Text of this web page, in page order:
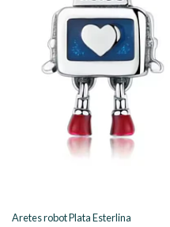
Aretes robot Plata Esterlina